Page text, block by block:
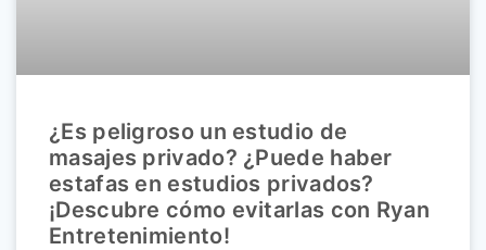
¿Es peligroso un estudio de
masajes privado? ¿Puede haber
estafas en estudios privados?
¡Descubre cómo evitarlas con Ryan
Entretenimiento!